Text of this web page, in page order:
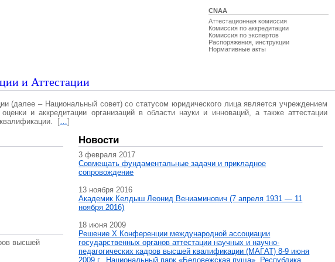
CNAA
Аттестационная комиссия
Комиссия по аккредитации
Комиссия по экспертов
Распоряжения, инструкции
Нормативные акты
и Аттестации
(далее – Национальный совет) со статусом юридического лица является учреждением
и аккредитации организаций в области науки и инноваций, а также аттестации
[…]
высшей
Новости
3 февраля 2017
Совмещать фундаментальные задачи и прикладное
сопровождение
13 ноября 2016
Академик Келдыш Леонид Вениаминович (7 апреля 1931 — 11
ноября 2016)
18 июня 2009
Решение X Конференции международной ассоциации
государственных органов аттестации научных и научно-
педагогических кадров высшей квалификации (МАГAT) 8-9 июня
2009 г., Национальный парк «Беловежская пуща», Республика